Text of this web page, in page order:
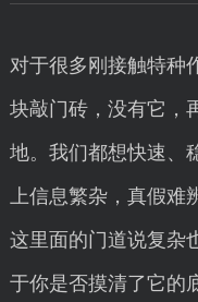
对于很多刚接触特种
块敲门砖，没有它，
地。我们都想快速、
上信息繁杂，真假难
这里面的门道说复杂
于你是否摸清了它的